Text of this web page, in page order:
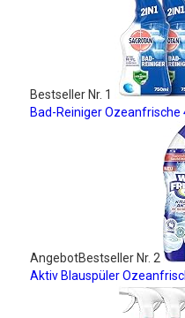
Bestseller Nr. 1
Bad-Reiniger Ozeanfrische
AngebotBestseller Nr. 2
Aktiv Blauspüler